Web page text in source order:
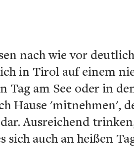
nach wie vor
in Tirol auf einem
Tag am See oder in
Hause 'mitnehmen',
Ausreichend
auch an heißen